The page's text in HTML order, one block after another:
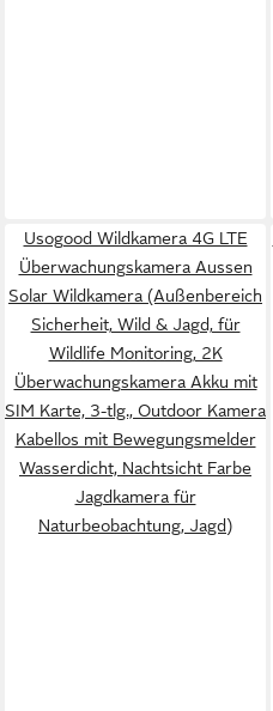
Usogood Wildkamera 4G LTE
Überwachungskamera Aussen
Solar Wildkamera (Außenbereich
Sicherheit, Wild & Jagd, für
Wildlife Monitoring, 2K
Überwachungskamera Akku mit
SIM Karte, 3-tlg., Outdoor Kamera
Kabellos mit Bewegungsmelder
Wasserdicht, Nachtsicht Farbe
Jagdkamera für
Naturbeobachtung, Jagd)